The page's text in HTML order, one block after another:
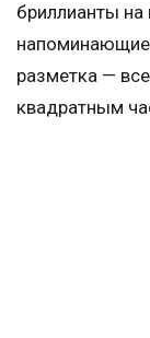
бриллианты
напоминающие
разметка —
квадратным